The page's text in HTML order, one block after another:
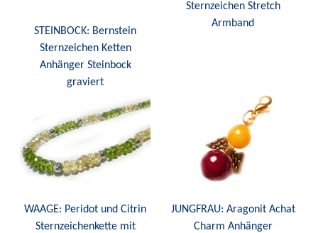
STEINBOCK: Bernstein
Sternzeichen Ketten
Anhänger Steinbock
graviert
Sternzeichen Stretch
Armband
WAAGE: Peridot und Citrin
Sternzeichenkette mit
JUNGFRAU: Aragonit Achat
Charm Anhänger